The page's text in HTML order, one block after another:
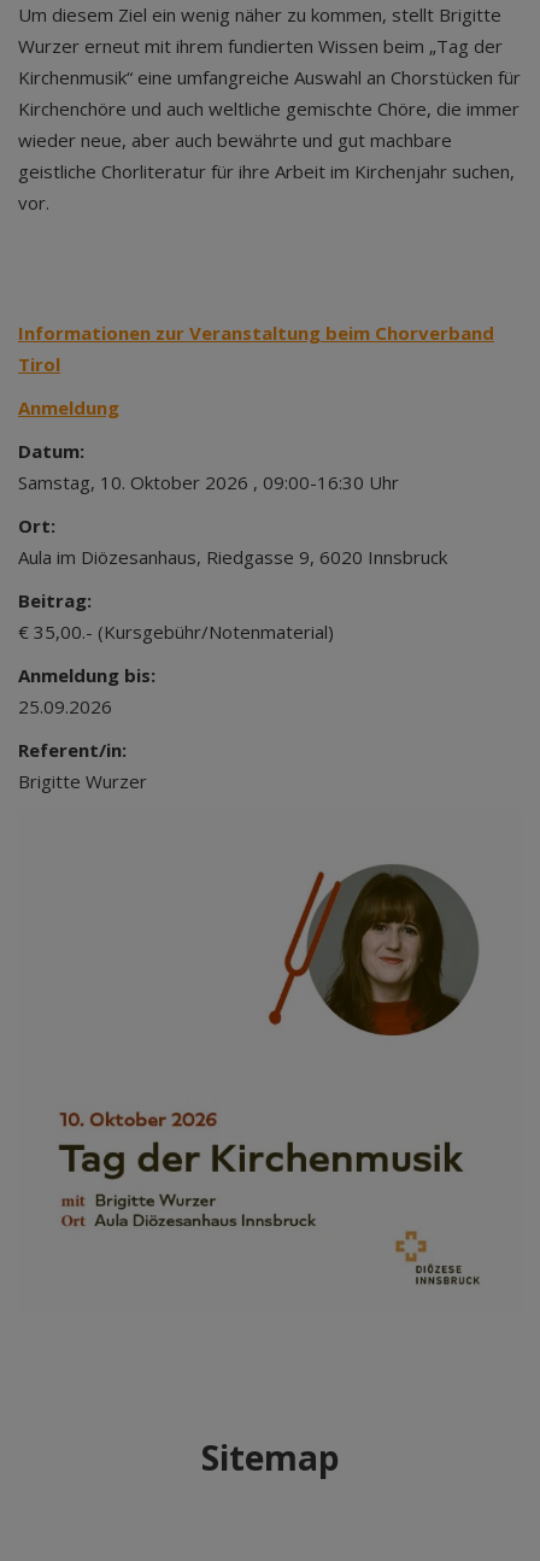
Um diesem Ziel ein wenig näher zu kommen, stellt Brigitte
Wurzer erneut mit ihrem fundierten Wissen beim „Tag der
Kirchenmusik“ eine umfangreiche Auswahl an Chorstücken für
Kirchenchöre und auch weltliche gemischte Chöre, die immer
wieder neue, aber auch bewährte und gut machbare
geistliche Chorliteratur für ihre Arbeit im Kirchenjahr suchen,
vor.
Informationen zur Veranstaltung beim Chorverband
Tirol
Anmeldung
Datum:
Samstag, 10. Oktober 2026 , 09:00-16:30 Uhr
Ort:
Aula im Diözesanhaus, Riedgasse 9, 6020 Innsbruck
Beitrag:
€ 35,00.- (Kursgebühr/Notenmaterial)
Anmeldung bis:
25.09.2026
Referent/in:
Brigitte Wurzer
Sitemap